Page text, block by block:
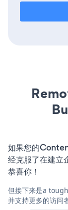
如果您的
经克服了在建立
恭喜你！
但接下来是a
并支持更多的访问